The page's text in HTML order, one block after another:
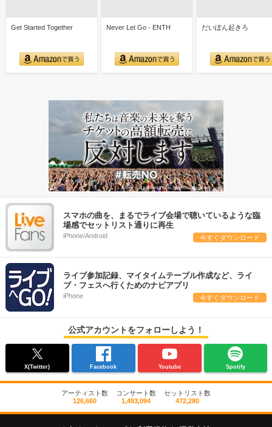
Get Started Together Never Let Go - ENTH だいぽん起きろ
スマホの曲を、まるでライブ会場で聴いているような臨
場感でセットリスト通りに再生
iPhone/Android 今すぐダウンロード
ライブ参加記録、マイタイムテーブル作成など、ライ
ブ・フェスへ行くためのナビアプリ
iPhone 今すぐダウンロード
公式アカウントをフォローしよう！
X(Twitter) Facebook Youtube Spotify
アーティスト数
126,660
コンサート数
1,493,094
セットリスト数
472,280